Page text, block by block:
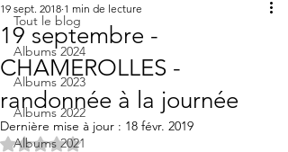
Tout le blog
Albums 2024
Albums 2023
Albums 2022
Albums 2021
19 septembre -
CHAMEROLLES -
randonnée à la journée
19 sept. 2018 1 min de lecture
Dernière mise à jour : 18 févr. 2019
Noté NaN étoiles sur 5.